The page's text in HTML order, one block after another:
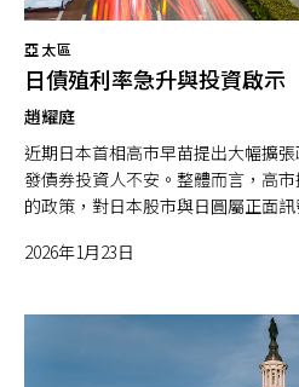
亞太區
日債殖利率急升與投資啟示
趙耀庭
近期日本首相高市早苗提出大幅擴
發債券投資人不安。整體而言，高
的政策，對日本股市與日圓屬正面
2026年1月23日